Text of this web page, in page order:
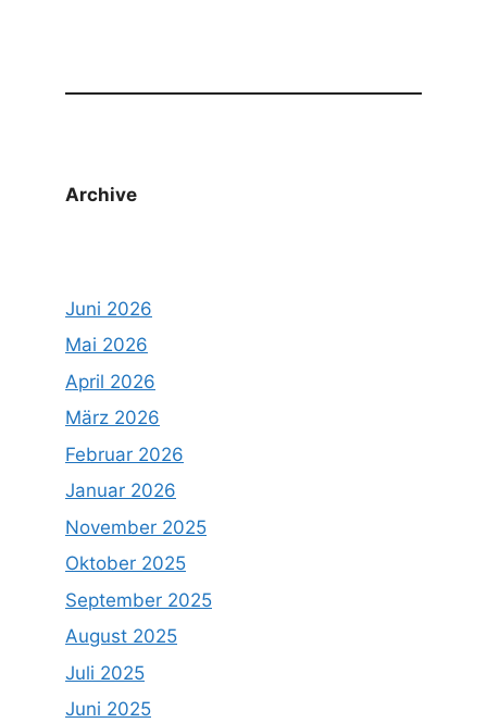
Archive
Juni 2026
Mai 2026
April 2026
März 2026
Februar 2026
Januar 2026
November 2025
Oktober 2025
September 2025
August 2025
Juli 2025
Juni 2025